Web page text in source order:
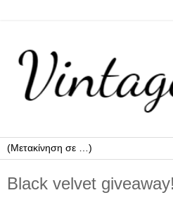
Black velvet giveaway!